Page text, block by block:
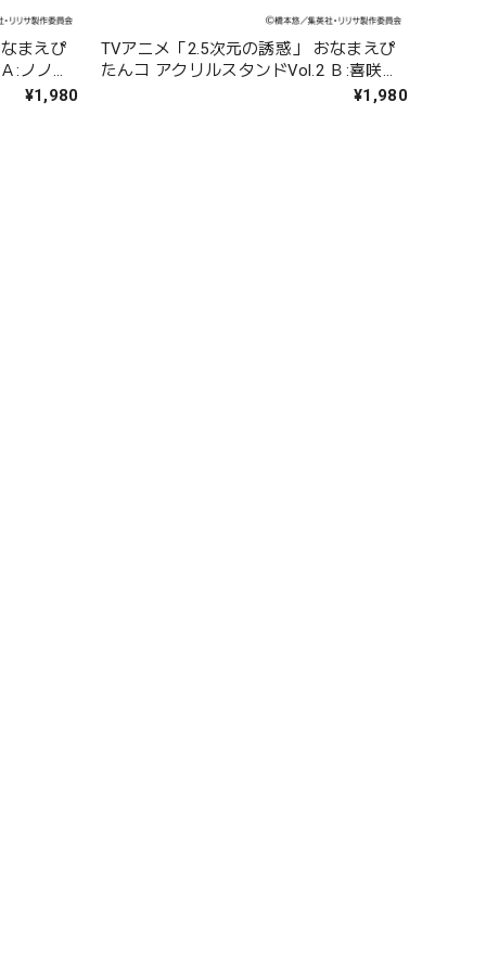
まえぴ
:ノノア
¥1,980
TVアニメ「2.5次元の誘惑」 おなまえぴ
たんコ アクリルスタンドVol.2 Ｂ:喜咲ア
リア＆アリエル 天使空挺隊/アリア¥1,980